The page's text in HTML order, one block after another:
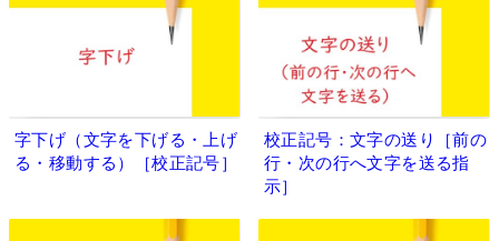
字下げ（文字を下げる・上げ
る・移動する）［校正記号］
校正記号：文字の送り［前の
行・次の行へ文字を送る指
示］